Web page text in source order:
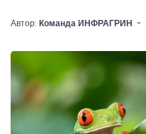
Автор: Команда ИНФРАГРИН